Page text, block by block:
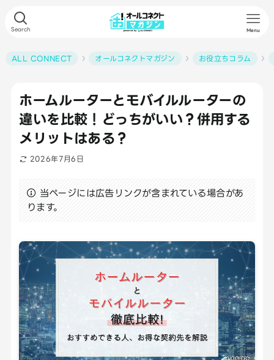
Search Menu
ALL CONNECT オールコネクトマガジン お役立ちコラム
ホームルーターとモバイルルーターの
違いを比較！どっちがいい？併用する
メリットはある？
2026年7月6日
当ページには広告リンクが含まれている場合があ
ります。